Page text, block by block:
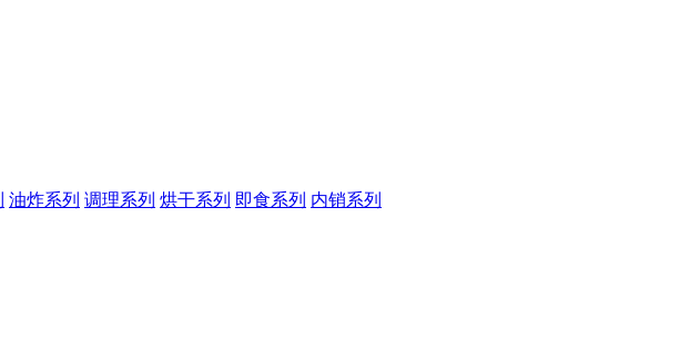
油炸系列 调理系列 烘干系列 即食系列 内销系列